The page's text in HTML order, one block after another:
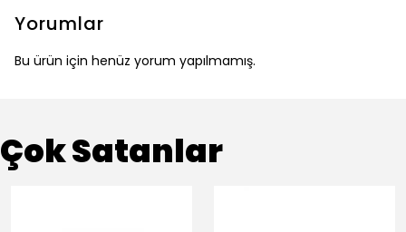
Yorumlar
Bu ürün için henüz yorum yapılmamış.
Çok Satanlar